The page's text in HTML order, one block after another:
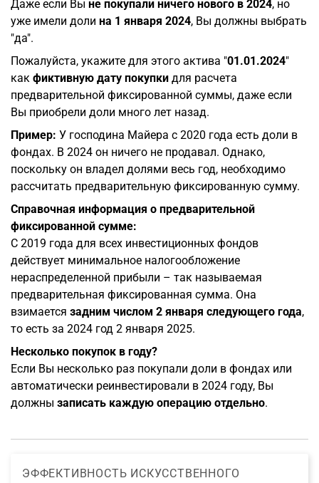
Даже если Вы не покупали ничего нового в 2024, но
уже имели доли на 1 января 2024, Вы должны выбрать
"да".
Пожалуйста, укажите для этого актива "01.01.2024"
как фиктивную дату покупки для расчета
предварительной фиксированной суммы, даже если
Вы приобрели доли много лет назад.
Пример: У господина Майера с 2020 года есть доли в
фондах. В 2024 он ничего не продавал. Однако,
поскольку он владел долями весь год, необходимо
рассчитать предварительную фиксированную сумму.
Справочная информация о предварительной
фиксированной сумме:
С 2019 года для всех инвестиционных фондов
действует минимальное налогообложение
нераспределенной прибыли – так называемая
предварительная фиксированная сумма. Она
взимается задним числом 2 января следующего года,
то есть за 2024 год 2 января 2025.
Несколько покупок в году?
Если Вы несколько раз покупали доли в фондах или
автоматически реинвестировали в 2024 году, Вы
должны записать каждую операцию отдельно.
ЭФФЕКТИВНОСТЬ ИСКУССТВЕННОГО